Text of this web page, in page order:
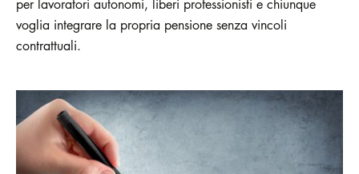
per lavoratori autonomi, liberi professionisti e chiunque
voglia integrare la propria pensione senza vincoli
contrattuali.